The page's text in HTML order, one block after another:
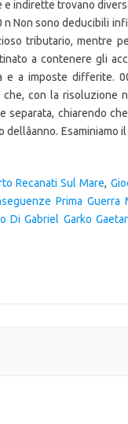
Recanati Sul Mare,
Prima Guerra
Di Gabriel Garko